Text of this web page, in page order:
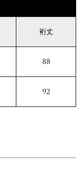
裄丈
88
92